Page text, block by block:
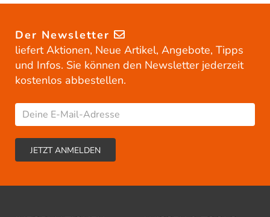
Der Newsletter
liefert Aktionen, Neue Artikel, Angebote, Tipps
und Infos. Sie können den Newsletter jederzeit
kostenlos abbestellen.